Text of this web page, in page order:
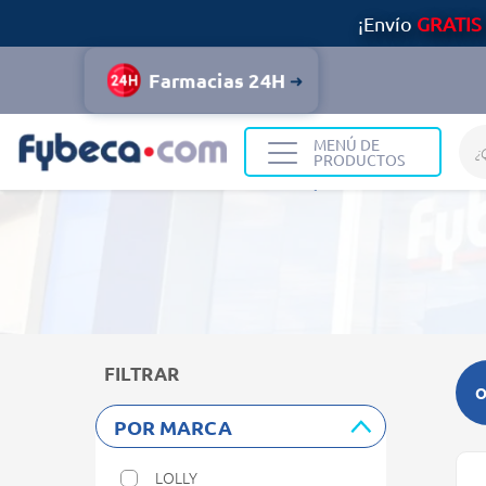
¡Envío GRATIS
Farmacias 24H
MENÚ DE
PRODUCTOS
Resultados de búsqueda
FILTRAR
POR MARCA
LOLLY